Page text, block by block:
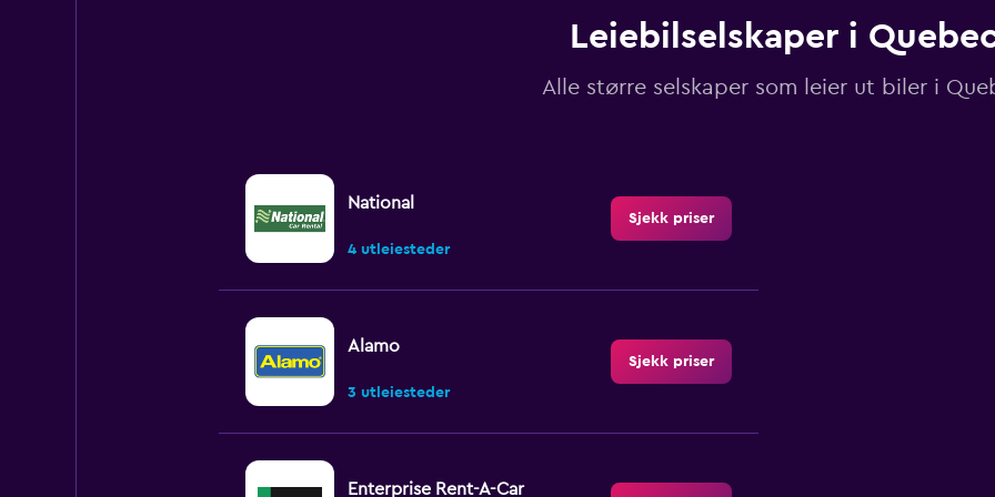
Leiebilselskaper i
Alle større selskaper som leier ut biler i
National
4 utleiesteder
Sjekk priser
Alamo
3 utleiesteder
Sjekk priser
Enterprise Rent-A-Car